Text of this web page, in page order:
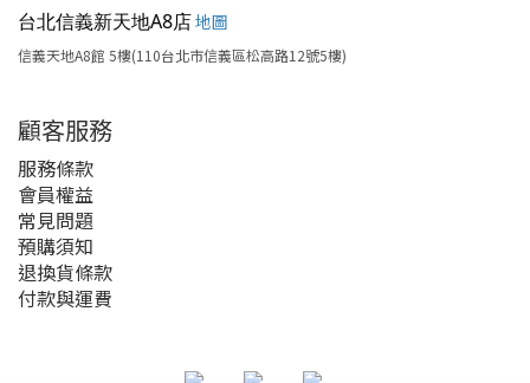
台北信義新天地A8店地圖
信義天地A8館 5樓(110台北市信義區松高路12號5樓)
顧客服務
服務條款
會員權益
常見問題
預購須知
退換貨條款
付款與運費